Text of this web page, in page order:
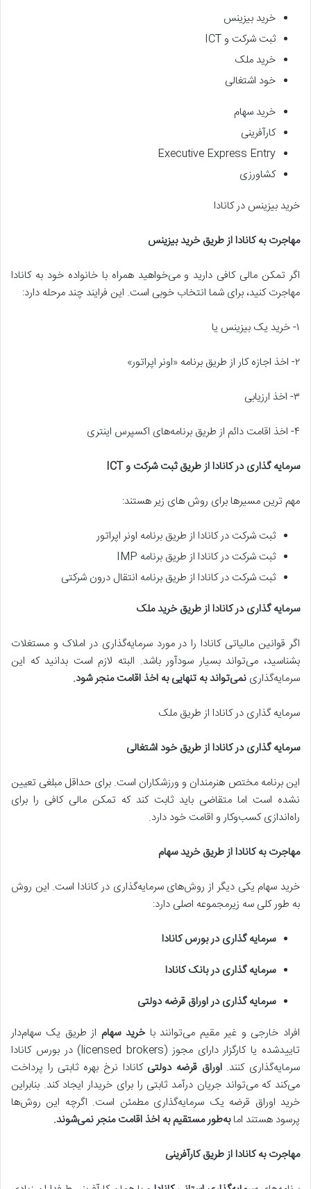
خرید بیزینس
ثبت شرکت و ICT
خرید ملک
خود اشتغالی
خرید سهام
کارآفرینی
Executive Express Entry
کشاورزی
خرید بیزینس در کانادا
مهاجرت به کانادا از طریق خرید بیزینس
اگر تمکن مالی کافی دارید و می‌خواهید همراه با خانواده خود به کانادا
مهاجرت کنید، برای شما انتخاب خوبی است. این فرایند چند مرحله دارد:
۱- خرید یک بیزینس یا
۲- اخذ اجازه کار از طریق برنامه «اونر اپراتور»
۳- اخذ ارزیابی
۴- اخذ اقامت دائم از طریق برنامه‌های اکسپرس اینتری
سرمایه گذاری در کانادا از طریق ثبت شرکت وICT
مهم ترین مسیرها برای روش های زیر هستند:
ثبت شرکت در کانادا از طریق برنامه اونر اپراتور
ثبت شرکت در کانادا از طریق برنامه IMP
ثبت شرکت در کانادا از طریق برنامه انتقال درون شرکتی
سرمایه گذاری در کانادا از طریق خرید ملک
اگر قوانین مالیاتی کانادا را در مورد سرمایه‌گذاری در املاک و مستغلات
بشناسید، می‌تواند بسیار سودآور باشد. البته لازم است بدانید که این
سرمایه‌گذاری نمی‌تواند به تنهایی به اخذ اقامت منجر شود.
سرمایه گذاری در کانادا از طریق ملک
سرمایه گذاری در کانادا از طریق خود اشتغالی
این برنامه مختص هنرمندان و ورزشکاران است. برای حداقل مبلغی تعیین
نشده است اما متقاضی باید ثابت کند که تمکن مالی کافی را برای
راه‌اندازی کسب‌وکار و اقامت خود دارد.
مهاجرت به کانادا از طریق خرید سهام
خرید سهام یکی دیگر از روش‌های سرمایه‌گذاری در کانادا است. این روش
به طور کلی سه زیرمجموعه اصلی دارد:
سرمایه گذاری در بورس کانادا
سرمایه گذاری در بانک کانادا
سرمایه گذاری در اوراق قرضه دولتی
افراد خارجی و غیر مقیم می‌توانند باخرید سهام از طریق یک سهام‌دار
تاییدشده یا کارگزار دارای مجوز (licensed brokers) در بورس کانادا
سرمایه‌گذاری کنند.اوراق قرضه دولتی کانادا نرخ بهره ثابتی را پرداخت
می‌کند که می‌تواند جریان درآمد ثابتی را برای خریدار ایجاد کند. بنابراین
خرید اوراق قرضه یک سرمایه‌گذاری مطمئن است. اگرچه این روش‌ها
پرسود هستند امابه‌طور مستقیم به اخذ اقامت منجر نمی‌شوند.
مهاجرت به کانادا از طریق کارآفرینی